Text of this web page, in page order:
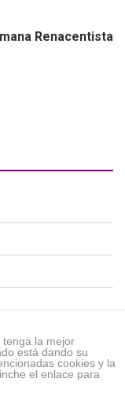
Renacentista
tenga la mejor
está dando su
cookies y la
el enlace para